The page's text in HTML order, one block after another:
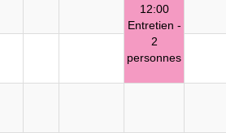
12:00
Entretien -
2
personnes